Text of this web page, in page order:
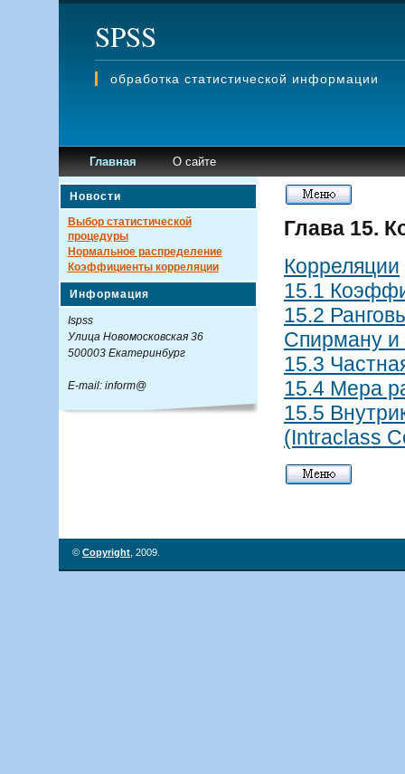
SPSS
обработка статистической информации
Главная О сайте
Глава 15.
Корреляции
15.1
15.2
Спирману и
15.3
15.4 Мера
15.5
(Intraclass
Новости
Выбор статистической
процедуры
Нормальное распределение
Коэффициенты корреляции
Информация
Ispss
Улица Новомосковская 36
500003 Екатеринбург
E-mail: inform@
© Copyright , 2009.